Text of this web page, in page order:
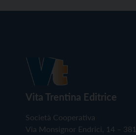
Vita Trentina Editrice
Società Cooperativa
Via Monsignor Endrici, 14 –